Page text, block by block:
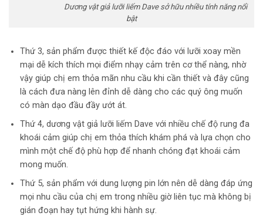
Dương vật giả lưỡi liếm Dave sở hữu nhiều tính năng nổi
bật
Thứ 3, sản phẩm được thiết kế độc đáo với lưỡi xoay mền
mại dễ kích thích mọi điểm nhạy cảm trên cơ thể nàng, nhờ
vậy giúp chị em thỏa mãn nhu cầu khi cần thiết và đây cũng
là cách đưa nàng lên đỉnh dễ dàng cho các quý ông muốn
có màn dạo đầu đầy ướt át.
Thứ 4, dương vật giả lưỡi liếm Dave với nhiều chế độ rung đa
khoái cảm giúp chị em thỏa thích khám phá và lựa chọn cho
mình một chế độ phù hợp để nhanh chóng đạt khoái cảm
mong muốn.
Thứ 5, sản phẩm với dung lượng pin lớn nên dễ dàng đáp ứng
mọi nhu cầu của chị em trong nhiều giờ liên tục mà không bị
gián đoạn hay tụt hứng khi hành sự.